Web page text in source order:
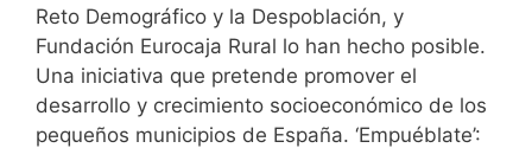
Reto Demográfico y la Despoblación, y
Fundación Eurocaja Rural lo han hecho posible.
Una iniciativa que pretende promover el
desarrollo y crecimiento socioeconómico de los
pequeños municipios de España. ‘Empuéblate’: